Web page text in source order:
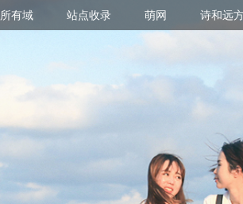
所有域 站点收录 萌网 诗和远